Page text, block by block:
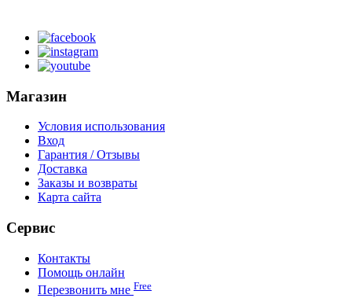
Магазин
Условия использования
Вход
Гарантия / Отзывы
Доставка
Заказы и возвраты
Карта сайта
Сервис
Контакты
Помощь онлайн
Перезвонить мне Free